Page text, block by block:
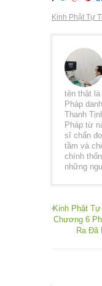
Kinh Phật Tự
tên thật là
Pháp
Thanh
Pháp từ
sĩ chẩn
tầm và
chính
những
Kinh Phật
Chương 6
Ra Ðã